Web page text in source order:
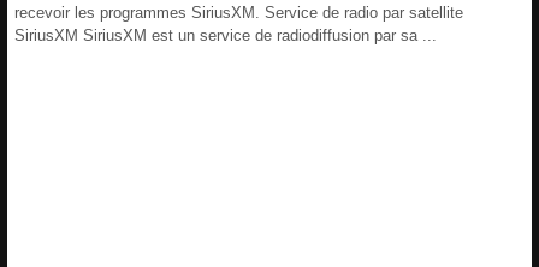
recevoir les programmes SiriusXM. Service de radio par satellite
SiriusXM SiriusXM est un service de radiodiffusion par sa ...